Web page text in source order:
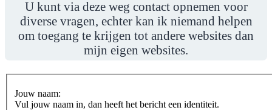
U kunt via deze weg contact opnemen voor
diverse vragen, echter kan ik niemand helpen
om toegang te krijgen tot andere websites dan
mijn eigen websites.
Jouw naam:
Vul jouw naam in, dan heeft het bericht een identiteit.